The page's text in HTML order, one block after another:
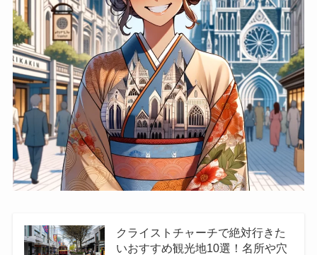
クライストチャーチで絶対行きた
いおすすめ観光地10選！名所や穴